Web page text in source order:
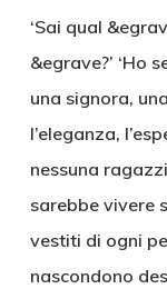
‘Sai qual
&egrave?’ ‘Ho
una signora,
l’eleganza,
nessuna
sarebbe vivere
vestiti di ogni
nascondono